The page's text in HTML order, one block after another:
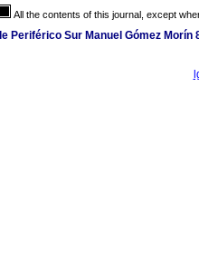
All the contents of this journal, except
Periférico Sur Manuel Gómez Morín